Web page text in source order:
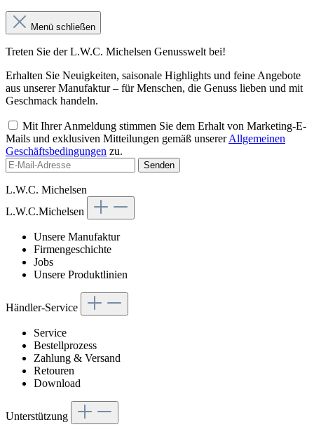
Menü schließen
Treten Sie der L.W.C. Michelsen Genusswelt bei!
Erhalten Sie Neuigkeiten, saisonale Highlights und feine Angebote
aus unserer Manufaktur – für Menschen, die Genuss lieben und mit
Geschmack handeln.
Mit Ihrer Anmeldung stimmen Sie dem Erhalt von Marketing-E-
Mails und exklusiven Mitteilungen gemäß unsererAllgemeinen
Geschäftsbedingungen zu.
Senden
L.W.C. Michelsen
L.W.C.Michelsen
Unsere Manufaktur
Firmengeschichte
Jobs
Unsere Produktlinien
Händler-Service
Service
Bestellprozess
Zahlung & Versand
Retouren
Download
Unterstützung